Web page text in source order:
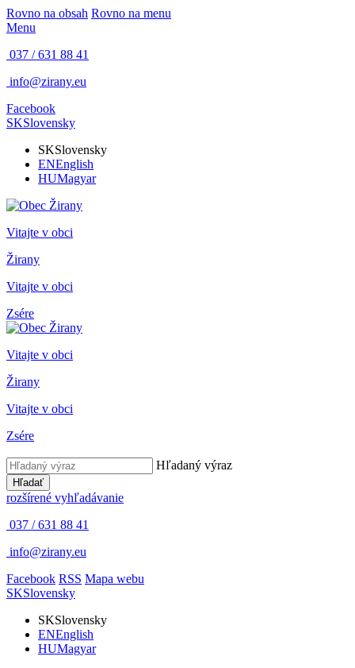
Rovno na obsah Rovno na menu
Menu
037 / 631 88 41
info@zirany.eu
Facebook
SKSlovensky
SKSlovensky
ENEnglish
HUMagyar
Vitajte v obci
Žirany
Vitajte v obci
Zsére
Vitajte v obci
Žirany
Vitajte v obci
Zsére
Hľadaný výraz
Hľadať
rozšírené vyhľadávanie
037 / 631 88 41
info@zirany.eu
Facebook RSS Mapa webu
SKSlovensky
SKSlovensky
ENEnglish
HUMagyar